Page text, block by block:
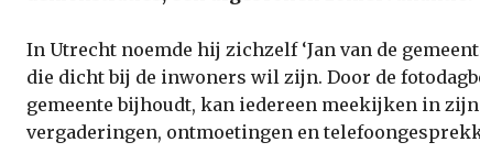
In Utrecht noemde hij zichzelf ‘Jan van de
die dicht bij de inwoners wil zijn. Door de
gemeente bijhoudt, kan iedereen meekijken in
vergaderingen, ontmoetingen en